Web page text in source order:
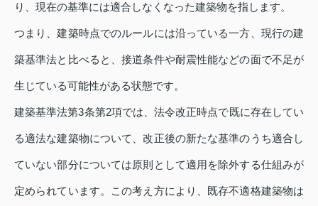
り、現在の基準には適合しなくなった建築物を指します。
つまり、建築時点でのルールには沿っている一方、現行の建
築基準法と比べると、接道条件や耐震性能などの面で不足が
生じている可能性がある状態です。
建築基準法第3条第2項では、法令改正時点で既に存在してい
る適法な建築物について、改正後の新たな基準のうち適合し
ていない部分については原則として適用を除外する仕組みが
定められています。この考え方により、既存不適格建築物は